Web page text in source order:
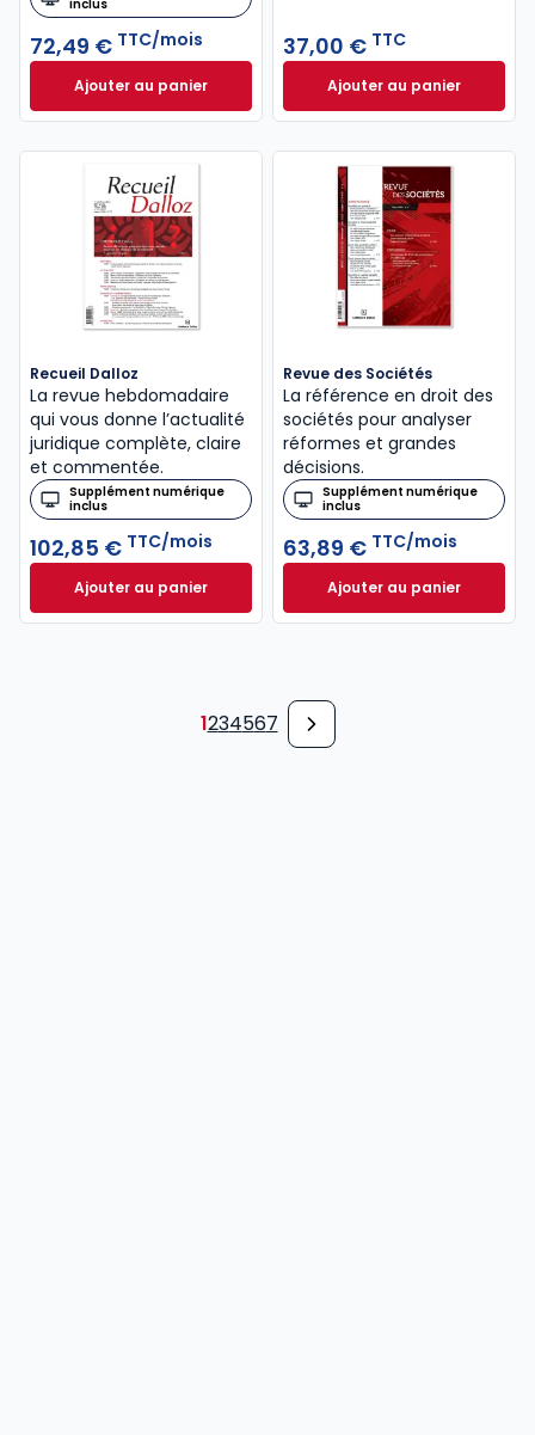
inclus
72,49 € TTC/mois
Ajouter au panierRevue de Jurisprudence Droit des Affaires à 72,49
37,00 € TTC
Ajouter au panier
Code de
Recueil Dalloz
La revue hebdomadaire
qui vous donne l’actualité
juridique complète, claire
et commentée.
Supplément numérique
inclus
102,85 € TTC/mois
Ajouter au panierRecueil Dalloz à 102,85 €TTC/mois
Revue des Sociétés
La référence en droit des
sociétés pour analyser
réformes et grandes
décisions.
Supplément numérique
inclus
63,89 € TTC/mois
Ajouter au panier
Revue des
1234567